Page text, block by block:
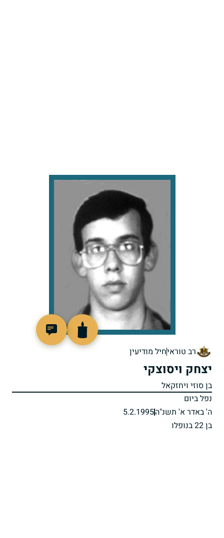
רב טוראיחיל מודיעין
יצחק ויסוצקי
בן סוזי ויחזקאל
נפל ביום
ה' באדר א' תשנ"ה5.2.1995
בן 22 בנופלו